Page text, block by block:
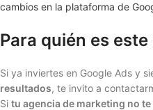
cambios en la plataforma de
Para quién es
Si ya inviertes en Google Ads y
resultados, te invito a
Si tu agencia de marketing no